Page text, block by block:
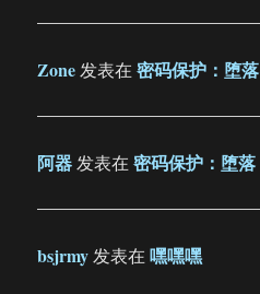
Zone发表在密码保护：堕落
阿器发表在密码保护：堕落
bsjrmy发表在嘿嘿嘿